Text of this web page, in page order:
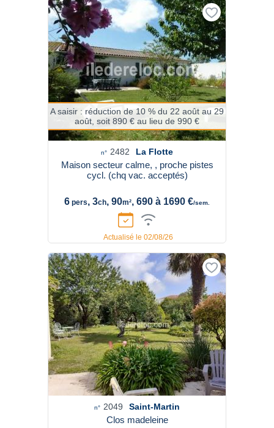
n° 2482 La Flotte
Maison secteur calme, , proche pistes
cycl. (chq vac. acceptés)
6 pers, 3ch, 90m², 690 à 1690 €/sem.
A saisir : réduction de 10 % du 22 août au 29
août, soit 890 € au lieu de 990 €
Actualisé le 02/08/26
n° 2049 Saint-Martin
Clos madeleine